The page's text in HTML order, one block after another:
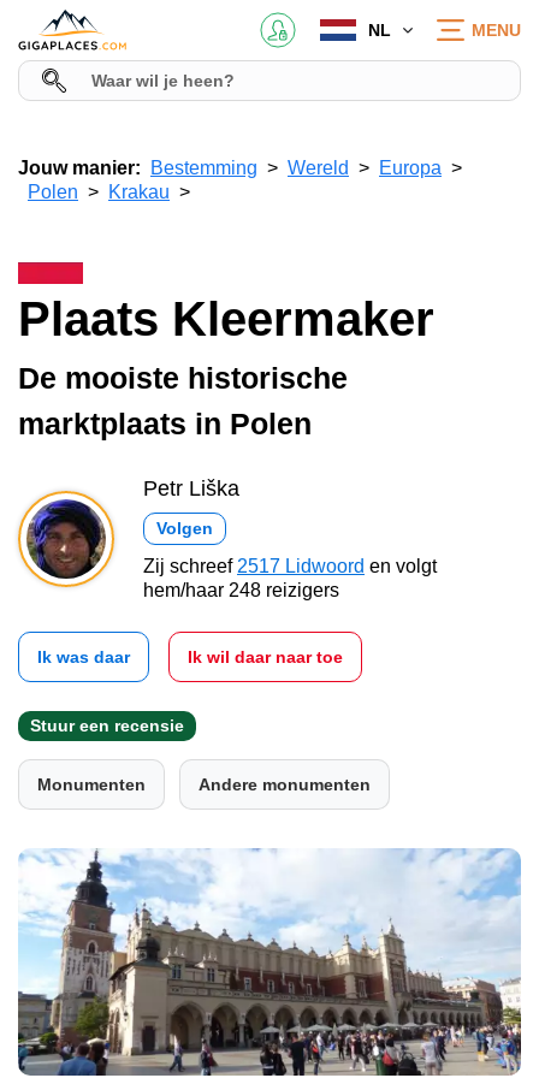
NL MENU
Jouw manier: Bestemming Wereld
Europa
Polen
Krakau
Plaats Kleermaker
De mooiste historische
marktplaats in Polen
Petr Liška
Volgen
Zij schreef 2517 Lidwoord en volgt
hem/haar 248 reizigers
Ik was daar Ik wil daar naar toe
Stuur een recensie
Monumenten Andere monumenten